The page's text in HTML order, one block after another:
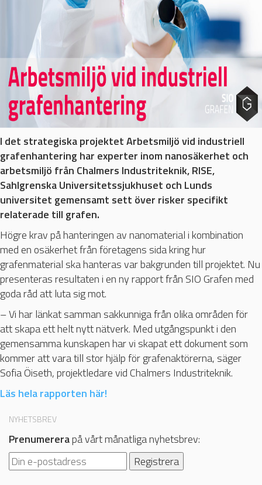
I det strategiska projektetArbetsmiljö vid industriell
grafenhantering har experter inom nanosäkerhet och
arbetsmiljö från Chalmers Industriteknik, RISE,
Sahlgrenska Universitetssjukhuset och Lunds
universitet gemensamt sett över risker specifikt
relaterade till grafen.
Högre krav på hanteringen av nanomaterial i kombination
med en osäkerhet från företagens sida kring hur
grafenmaterial ska hanteras var bakgrunden till projektet. Nu
presenteras resultaten i en ny rapport från SIO Grafen med
goda råd att luta sig mot.
– Vi har länkat samman sakkunniga från olika områden för
att skapa ett helt nytt nätverk. Med utgångspunkt i den
gemensamma kunskapen har vi skapat ett dokument som
kommer att vara till stor hjälp för grafenaktörerna, säger
Sofia Öiseth, projektledare vid Chalmers Industriteknik.
Läs hela rapporten här!
NYHETSBREV
Prenumererapå vårt månatliga nyhetsbrev: